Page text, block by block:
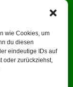
wie Cookies, um
du diesen
eindeutige IDs auf
oder zurückziehst,